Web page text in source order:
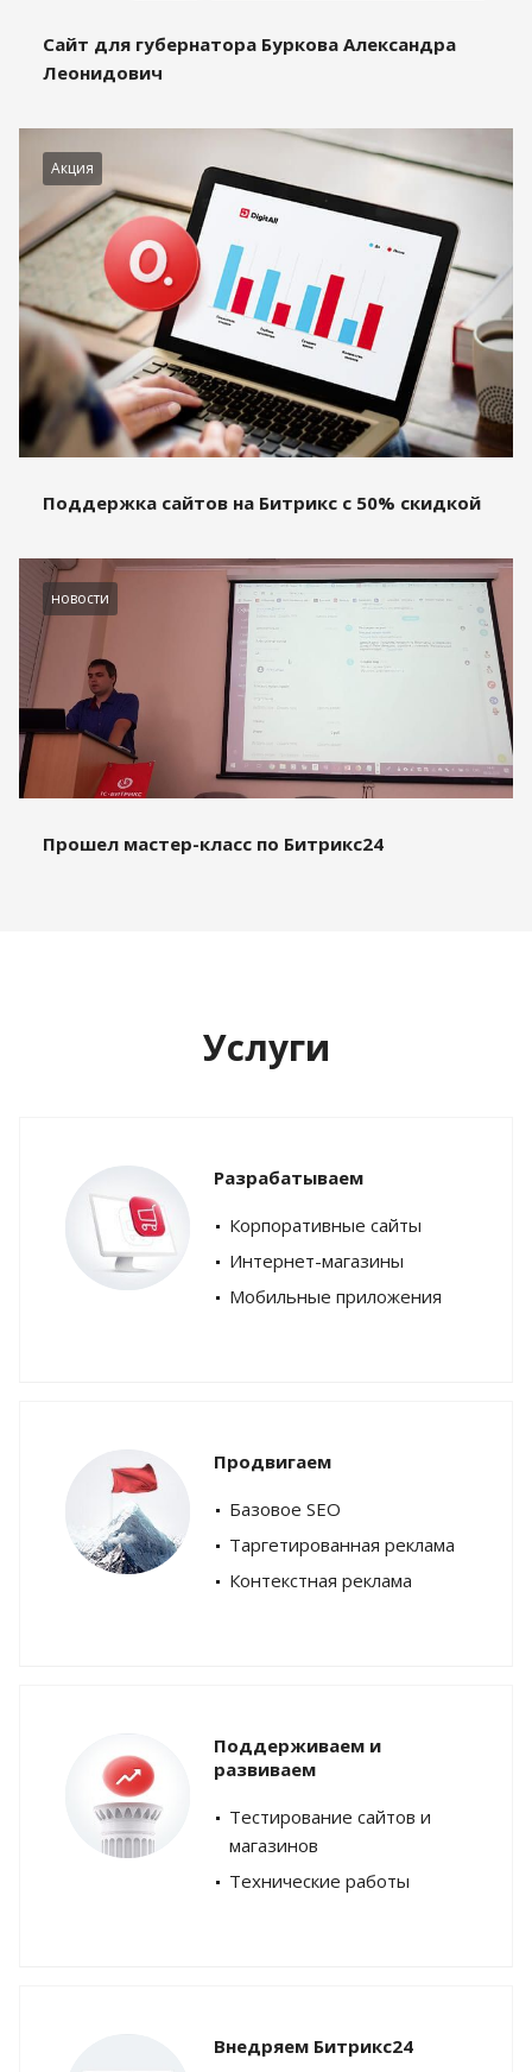
Сайт для губернатора Буркова Александра
Леонидович
Акция
Поддержка сайтов на Битрикс с 50% скидкой
новости
Прошел мастер-класс по Битрикс24
Услуги
Разрабатываем
Корпоративные сайты
Интернет-магазины
Мобильные приложения
Продвигаем
Базовое SEO
Таргетированная реклама
Контекстная реклама
Поддерживаем и
развиваем
Тестирование сайтов и
магазинов
Технические работы
Внедряем Битрикс24